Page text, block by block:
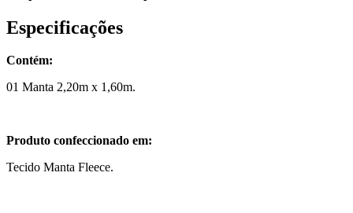
Especificações
Contém:
01 Manta 2,20m x 1,60m.
Produto confeccionado em:
Tecido Manta Fleece.